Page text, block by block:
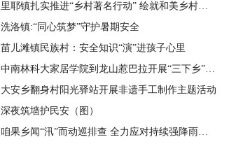
里耶镇扎实推进“乡村著名行动” 绘就和美乡村新画卷
洗洛镇:“同心筑梦”守护暑期安全
苗儿滩镇民族村：安全知识“演”进孩子心里
中南林科大家居学院到龙山惹巴拉开展“三下乡”实践活动
大安乡翻身村阳光驿站开展非遗手工制作主题活动
深夜筑墙护民安（图）
咱果乡闻“汛”而动巡排查 全力应对持续强降雨天气